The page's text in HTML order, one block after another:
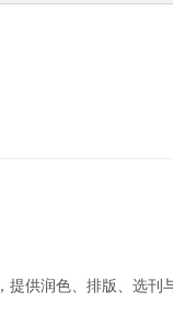
，提供润色、排版、选